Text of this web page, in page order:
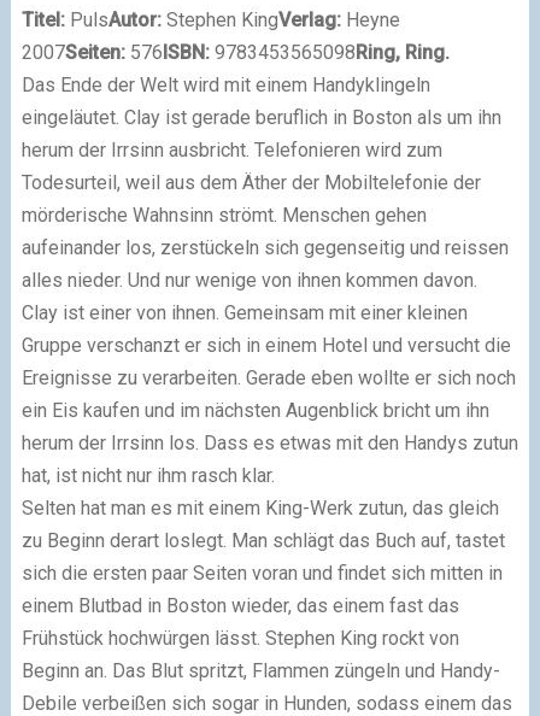
Titel:PulsAutor:Stephen KingVerlag:Heyne
2007Seiten:576ISBN:9783453565098Ring, Ring.
Das Ende der Welt wird mit einem Handyklingeln
eingeläutet. Clay ist gerade beruflich in Boston als um ihn
herum der Irrsinn ausbricht. Telefonieren wird zum
Todesurteil, weil aus dem Äther der Mobiltelefonie der
mörderische Wahnsinn strömt. Menschen gehen
aufeinander los, zerstückeln sich gegenseitig und reissen
alles nieder. Und nur wenige von ihnen kommen davon.
Clay ist einer von ihnen. Gemeinsam mit einer kleinen
Gruppe verschanzt er sich in einem Hotel und versucht die
Ereignisse zu verarbeiten. Gerade eben wollte er sich noch
ein Eis kaufen und im nächsten Augenblick bricht um ihn
herum der Irrsinn los. Dass es etwas mit den Handys zutun
hat, ist nicht nur ihm rasch klar.
Selten hat man es mit einem King-Werk zutun, das gleich
zu Beginn derart loslegt. Man schlägt das Buch auf, tastet
sich die ersten paar Seiten voran und findet sich mitten in
einem Blutbad in Boston wieder, das einem fast das
Frühstück hochwürgen lässt. Stephen King rockt von
Beginn an. Das Blut spritzt, Flammen züngeln und Handy-
Debile verbeißen sich sogar in Hunden, sodass einem das